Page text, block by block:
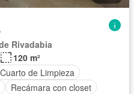
Rivadabia
120 m²
Cuarto de Limpieza
Recámara con closet